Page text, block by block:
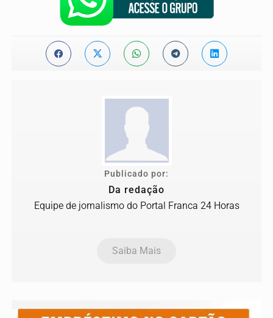
Publicado por:
Da redação
Equipe de jornalismo do Portal Franca 24 Horas
Saiba Mais